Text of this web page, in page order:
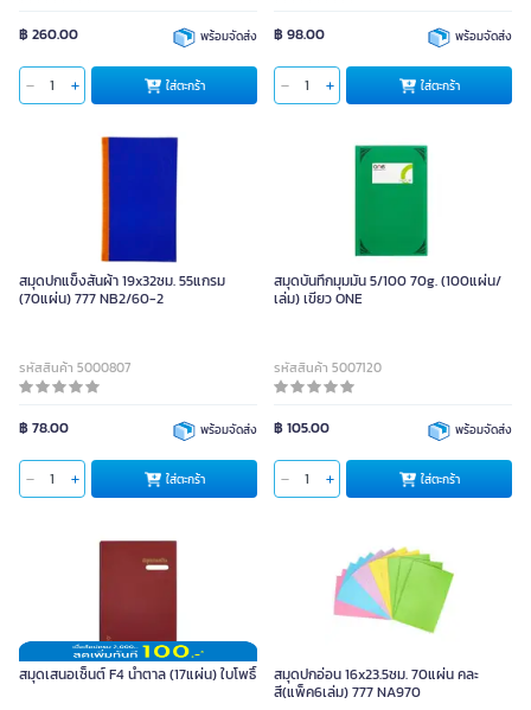
฿ 260.00 พร้อมจัดส่ง
ใส่ตะกร้า
฿ 98.00 พร้อมจัดส่ง
ใส่ตะกร้า
สมุดปกแข็งสันผ้า 19x32ซม. 55แกรม
(70แผ่น) 777 NB2/60-2
รหัสสินค้า 5000807
฿ 78.00 พร้อมจัดส่ง
ใส่ตะกร้า
สมุดบันทึกมุมมัน 5/100 70g. (100แผ่น/
เล่ม) เขียว ONE
รหัสสินค้า 5007120
฿ 105.00 พร้อมจัดส่ง
ใส่ตะกร้า
สมุดเสนอเซ็นต์ F4 น้ำตาล (17แผ่น) ใบโพธิ์
สมุดปกอ่อน 16x23.5ซม. 70แผ่น คละ
สี(แพ็ค6เล่ม) 777 NA970